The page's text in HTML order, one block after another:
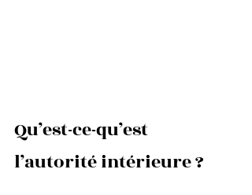
Qu’est-ce-qu’est
l’autorité intérieure ?